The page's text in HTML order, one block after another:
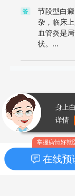
答
节段型白
杂，临床
血管炎是
状。...
掌握病情好就
在线预
身上
详情